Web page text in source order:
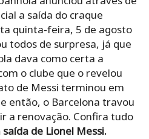
a saída do craque
quinta-feira, 5 de agosto
todos de surpresa, já que
dava como certa a
o clube que o revelou
de Messi terminou em
então, o Barcelona travou
a renovação. Confira tudo
de Lionel Messi.